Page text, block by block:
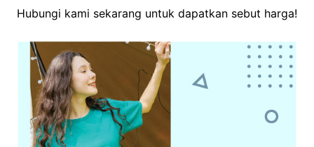
Hubungi kami sekarang untuk dapatkan sebut harga!